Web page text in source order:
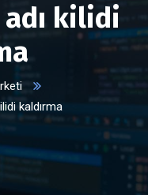
kilidi
kaldırma